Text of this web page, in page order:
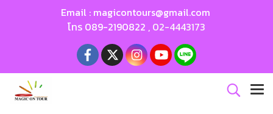
Email : magicontours@gmail.com
โทร 089-2190822 , 02-4443173